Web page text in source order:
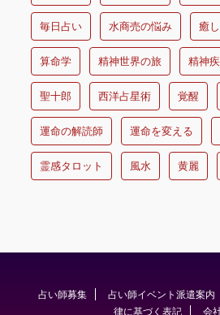
毎日占い 水商売の悩み 癒し
算命学 精神世界の旅 精神
聖十郎 西洋占星術 覚醒
運命の解読師 運命を変える
霊感タロット 風水 黄麗
占い師募集 占い師イベント派遣案内
律に基づく表記
会